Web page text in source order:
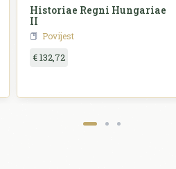
Historiae Regni Hungariae
II
Povijest
€ 132,72